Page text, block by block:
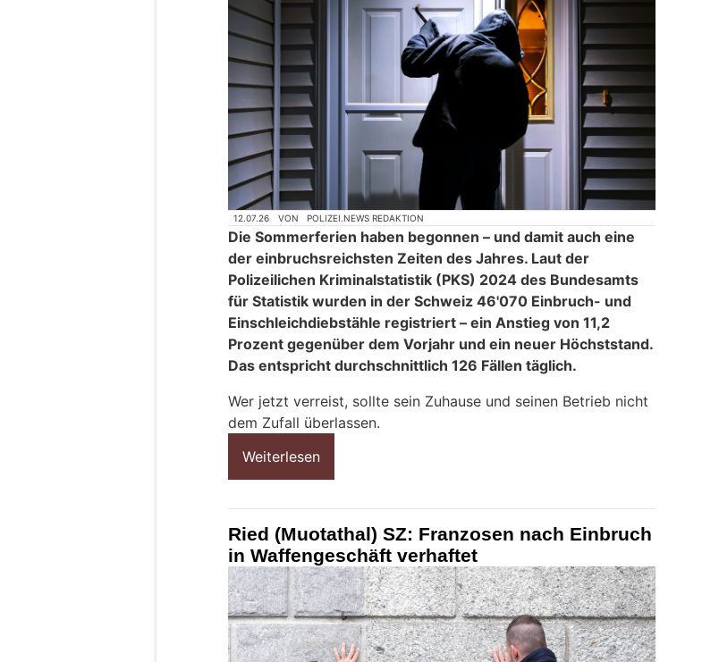
12.07.26 VON POLIZEI.NEWS REDAKTION
Die Sommerferien haben begonnen – und damit auch eine
der einbruchsreichsten Zeiten des Jahres. Laut der
Polizeilichen Kriminalstatistik (PKS) 2024 des Bundesamts
für Statistik wurden in der Schweiz 46'070 Einbruch- und
Einschleichdiebstähle registriert – ein Anstieg von 11,2
Prozent gegenüber dem Vorjahr und ein neuer Höchststand.
Das entspricht durchschnittlich 126 Fällen täglich.
Wer jetzt verreist, sollte sein Zuhause und seinen Betrieb nicht
dem Zufall überlassen.
Weiterlesen
Ried (Muotathal) SZ: Franzosen nach Einbruch
in Waffengeschäft verhaftet